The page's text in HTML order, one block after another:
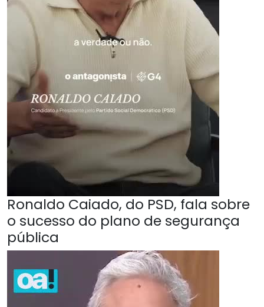
Ronaldo Caiado, do PSD, fala sobre
o sucesso do plano de segurança
pública